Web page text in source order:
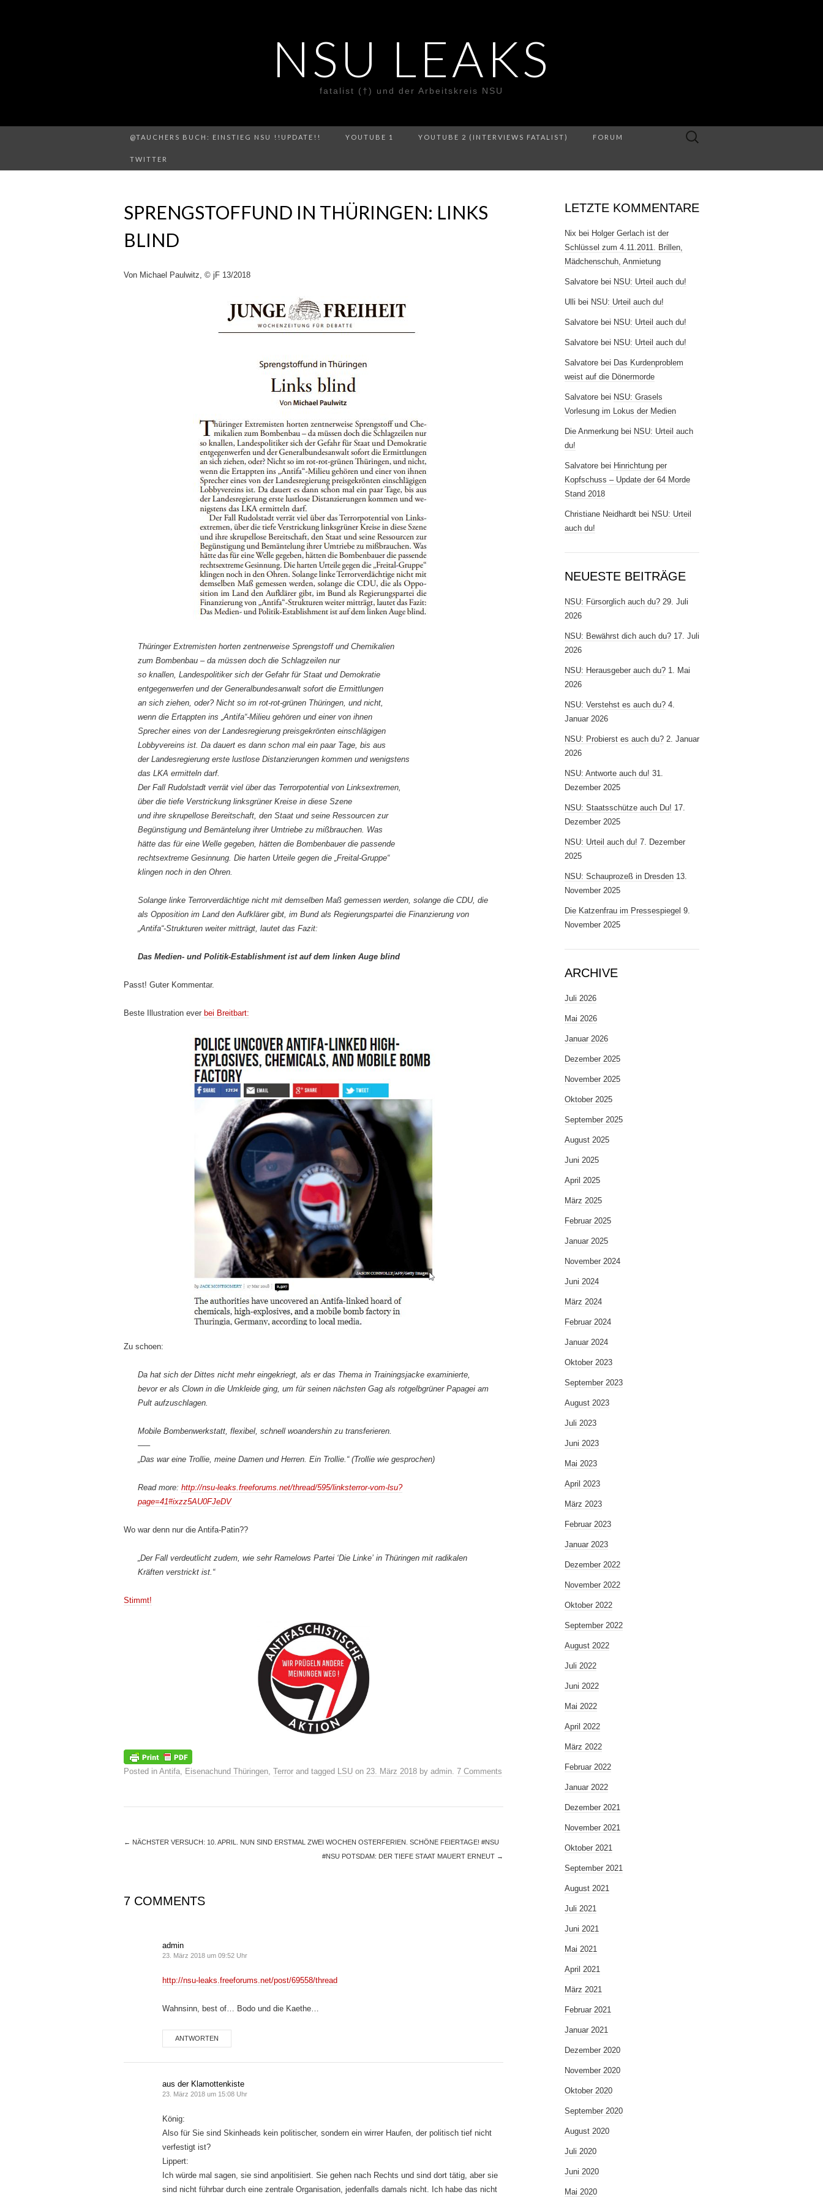
NSU LEAKS
fatalist (†) und der Arbeitskreis NSU
@TAUCHERS BUCH: EINSTIEG NSU !!UPDATE!! YOUTUBE 1 YOUTUBE 2 (INTERVIEWS FATALIST) FORUM
TWITTER
Suche
SPRENGSTOFFUND IN THÜRINGEN: LINKS
BLIND
Von Michael Paulwitz, © jF 13/2018
Thüringer Extremisten horten zentnerweise Sprengstoff und Chemikalien
zum Bombenbau – da müssen doch die Schlagzeilen nur
so knallen, Landespolitiker sich der Gefahr für Staat und Demokratie
entgegenwerfen und der Generalbundesanwalt sofort die Ermittlungen
an sich ziehen, oder? Nicht so im rot-rot-grünen Thüringen, und nicht,
wenn die Ertappten ins „Antifa“-Milieu gehören und einer von ihnen
Sprecher eines von der Landesregierung preisgekrönten einschlägigen
Lobbyvereins ist. Da dauert es dann schon mal ein paar Tage, bis aus
der Landesregierung erste lustlose Distanzierungen kommen und wenigstens
das LKA ermitteln darf.
Der Fall Rudolstadt verrät viel über das Terrorpotential von Linksextremen,
über die tiefe Verstrickung linksgrüner Kreise in diese Szene
und ihre skrupellose Bereitschaft, den Staat und seine Ressourcen zur
Begünstigung und Bemäntelung ihrer Umtriebe zu mißbrauchen. Was
hätte das für eine Welle gegeben, hätten die Bombenbauer die passende
rechtsextreme Gesinnung. Die harten Urteile gegen die „Freital-Gruppe“
klingen noch in den Ohren.
Solange linke Terrorverdächtige nicht mit demselben Maß gemessen werden, solange die CDU, die
als Opposition im Land den Aufklärer gibt, im Bund als Regierungspartei die Finanzierung von
„Antifa“-Strukturen weiter mitträgt, lautet das Fazit:
Das Medien- und Politik-Establishment ist auf dem linken Auge blind
Passt! Guter Kommentar.
Beste Illustration ever bei Breitbart:
Zu schoen:
Da hat sich der Dittes nicht mehr eingekriegt, als er das Thema in Trainingsjacke examinierte,
bevor er als Clown in die Umkleide ging, um für seinen nächsten Gag als rotgelbgrüner Papagei am
Pult aufzuschlagen.
Mobile Bombenwerkstatt, flexibel, schnell woandershin zu transferieren.
—–
„Das war eine Trollie, meine Damen und Herren. Ein Trollie.“ (Trollie wie gesprochen)
Read more: http://nsu-leaks.freeforums.net/thread/595/linksterror-vom-lsu?
page=41#ixzz5AU0FJeDV
Wo war denn nur die Antifa-Patin??
„Der Fall verdeutlicht zudem, wie sehr Ramelows Partei ‘Die Linke’ in Thüringen mit radikalen
Kräften verstrickt ist.“
Stimmt!
Posted in Antifa, Eisenachund Thüringen, Terror and tagged LSU on 23. März 2018 by admin. 7 Comments
← NÄCHSTER VERSUCH: 10. APRIL. NUN SIND ERSTMAL ZWEI WOCHEN OSTERFERIEN. SCHÖNE FEIERTAGE! #NSU
#NSU POTSDAM: DER TIEFE STAAT MAUERT ERNEUT →
7 COMMENTS
admin
23. März 2018 um 09:52 Uhr
http://nsu-leaks.freeforums.net/post/69558/thread
Wahnsinn, best of… Bodo und die Kaethe…
ANTWORTEN
aus der Klamottenkiste
23. März 2018 um 15:08 Uhr
König:
Also für Sie sind Skinheads kein politischer, sondern ein wirrer Haufen, der politisch tief nicht
verfestigt ist?
Lippert:
Ich würde mal sagen, sie sind anpolitisiert. Sie gehen nach Rechts und sind dort tätig, aber sie
sind nicht führbar durch eine zentrale Organisation, jedenfalls damals nicht. Ich habe das nicht
LETZTE KOMMENTARE
Nix bei Holger Gerlach ist der
Schlüssel zum 4.11.2011. Brillen,
Mädchenschuh, Anmietung
Salvatore bei NSU: Urteil auch du!
Ulli bei NSU: Urteil auch du!
Salvatore bei NSU: Urteil auch du!
Salvatore bei NSU: Urteil auch du!
Salvatore bei Das Kurdenproblem
weist auf die Dönermorde
Salvatore bei NSU: Grasels
Vorlesung im Lokus der Medien
Die Anmerkung bei NSU: Urteil auch
du!
Salvatore bei Hinrichtung per
Kopfschuss – Update der 64 Morde
Stand 2018
Christiane Neidhardt bei NSU: Urteil
auch du!
NEUESTE BEITRÄGE
NSU: Fürsorglich auch du? 29. Juli
2026
NSU: Bewährst dich auch du? 17. Juli
2026
NSU: Herausgeber auch du? 1. Mai
2026
NSU: Verstehst es auch du? 4.
Januar 2026
NSU: Probierst es auch du? 2. Januar
2026
NSU: Antworte auch du! 31.
Dezember 2025
NSU: Staatsschütze auch Du! 17.
Dezember 2025
NSU: Urteil auch du! 7. Dezember
2025
NSU: Schauprozeß in Dresden 13.
November 2025
Die Katzenfrau im Pressespiegel 9.
November 2025
ARCHIVE
Juli 2026
Mai 2026
Januar 2026
Dezember 2025
November 2025
Oktober 2025
September 2025
August 2025
Juni 2025
April 2025
März 2025
Februar 2025
Januar 2025
November 2024
Juni 2024
März 2024
Februar 2024
Januar 2024
Oktober 2023
September 2023
August 2023
Juli 2023
Juni 2023
Mai 2023
April 2023
März 2023
Februar 2023
Januar 2023
Dezember 2022
November 2022
Oktober 2022
September 2022
August 2022
Juli 2022
Juni 2022
Mai 2022
April 2022
März 2022
Februar 2022
Januar 2022
Dezember 2021
November 2021
Oktober 2021
September 2021
August 2021
Juli 2021
Juni 2021
Mai 2021
April 2021
März 2021
Februar 2021
Januar 2021
Dezember 2020
November 2020
Oktober 2020
September 2020
August 2020
Juli 2020
Juni 2020
Mai 2020